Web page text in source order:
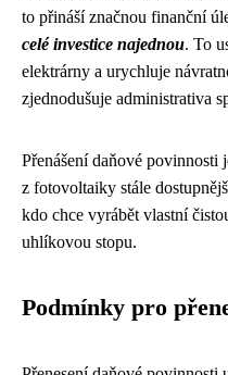
to přináší značnou finanční
celé investice najednou. To
elektrárny a urychluje
zjednodušuje administrativa
Přenášení daňové povinnosti
z fotovoltaiky stále
kdo chce vyrábět vlastní
uhlíkovou stopu.
Podmínky pro